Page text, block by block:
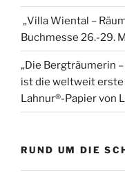
„Villa Wiental –
Buchmesse 26.-29.
„Die Bergträumerin
ist die weltweit
Lahnur®-Papier von
RUND UM DIE